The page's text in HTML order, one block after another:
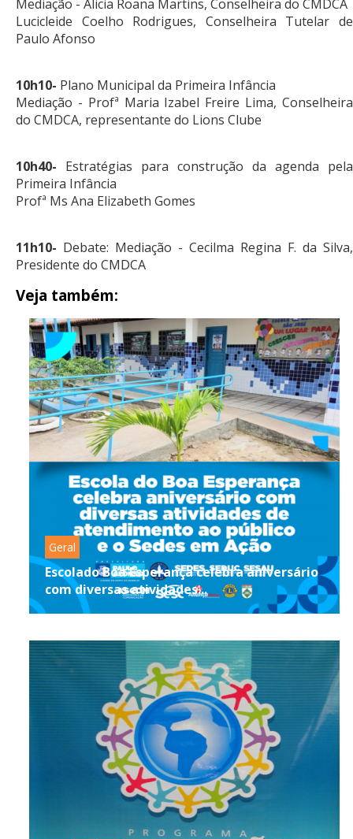
Mediação - Alicia Roana Martins, Conselheira do CMDCA
Lucicleide Coelho Rodrigues, Conselheira Tutelar de
Paulo Afonso
10h10- Plano Municipal da Primeira Infância
Mediação - Profª Maria Izabel Freire Lima, Conselheira
do CMDCA, representante do Lions Clube
10h40- Estratégias para construção da agenda pela
Primeira Infância
Profª Ms Ana Elizabeth Gomes
11h10- Debate: Mediação - Cecilma Regina F. da Silva,
Presidente do CMDCA
Veja também:
Geral
Escolado Boa Esperança celebra aniversário
com diversas atividades...